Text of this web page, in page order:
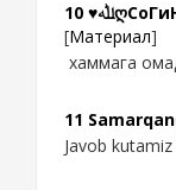
10
[Материал]
хаммага
11
Javob kutamiz